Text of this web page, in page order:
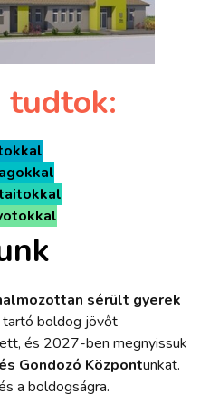
tudtok:
sérült gyerek
boldog jövőt
és 2027-ben megnyissuk
Gondozó Központunkat.
a boldogságra.